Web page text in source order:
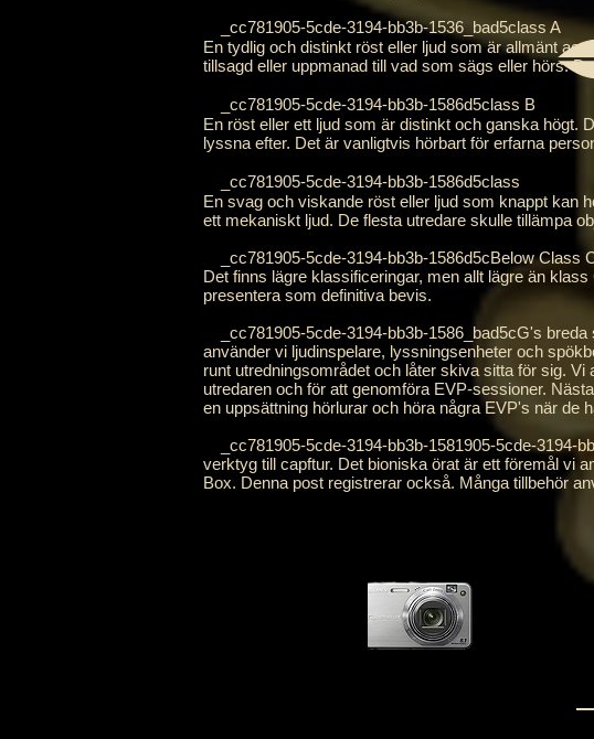
_cc781905-5cde-3194-bb3b-1536_bad5class A
En tydlig och distinkt röst eller ljud som är allmänt
tillsagd eller uppmanad till vad som sägs eller hörs.
_cc781905-5cde-3194-bb3b-1586d5class B
En röst eller ett ljud som är distinkt och ganska högt.
lyssna efter. Det är vanligtvis hörbart för erfarna
_cc781905-5cde-3194-bb3b-1586d5class
En svag och viskande röst eller ljud som knappt kan
ett mekaniskt ljud. De flesta utredare skulle tillämpa
_cc781905-5cde-3194-bb3b-1586d5cBelow Class
Det finns lägre klassificeringar, men allt lägre än
presentera som definitiva bevis.
_cc781905-5cde-3194-bb3b-1586_bad5cG's
använder vi ljudinspelare, lyssningsenheter och
runt utredningsområdet och låter skiva sitta för sig.
utredaren och för att genomföra EVP-sessioner.
en uppsättning hörlurar och höra några EVP's när de
_cc781905-5cde-3194-bb3b-1581905-5cde-3194-
verktyg till capftur. Det bioniska örat är ett föremål vi
Box. Denna post registrerar också. Många tillbehör